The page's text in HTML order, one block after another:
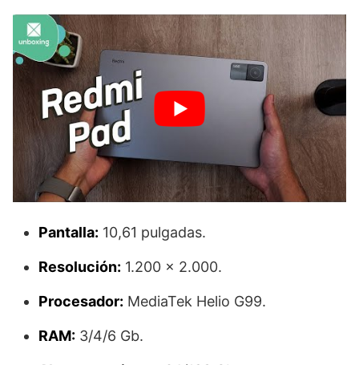
Pantalla: 10,61 pulgadas.
Resolución: 1.200 x 2.000.
Procesador: MediaTek Helio G99.
RAM: 3/4/6 Gb.